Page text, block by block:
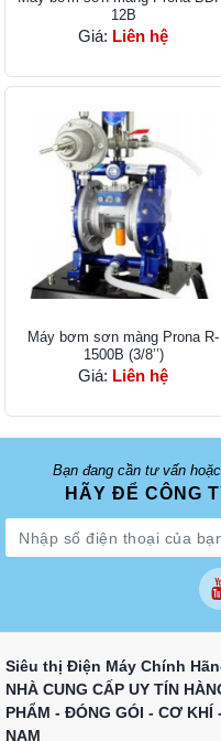
12B
Giá: Liên hệ
Máy bơm sơn màng Prona R-
1500B (3/8’’)
Giá: Liên hệ
Bạn đang cần tư vấn
HÃY ĐỂ CÔNG
Siêu thị Điện Máy Chính
NHÀ CUNG CẤP UY TÍN
PHẨM - ĐÓNG GÓI - CƠ KHÍ
NAM